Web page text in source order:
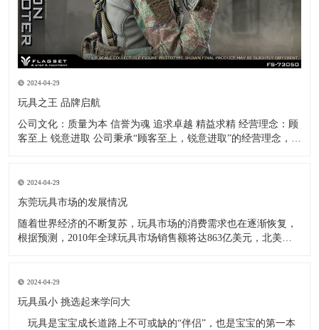
2024-04-29
玩具之王 品牌启航
公司文化：质量为本 信誉为魂 追求卓越 精益求精 经营理念：顾
客至上 锐意进取 公司秉承“顾客至上，锐意进取”的经营理念，坚
2024-04-29
东莞玩具市场的发展情况
随着世界经济的不断复苏，玩具市场的消费需求也在逐渐恢复，
根据预测，2010年全球玩具市场销售额将达863亿美元，北美和
均为中国产品，全球市场上(中国大陆除外)超过2/
2024-04-29
玩具虽小 挑选起来学问大
玩具是宝宝成长道路上不可或缺的“伴侣”，也是宝宝的第一本